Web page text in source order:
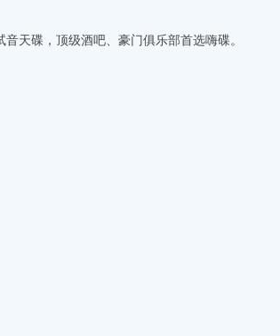
天碟，顶级酒吧、豪门俱乐部首选嗨碟。